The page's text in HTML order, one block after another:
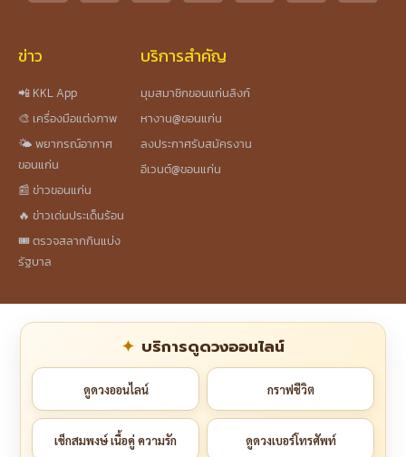
ข่าว
📲 KKL App
🎨 เครื่องมือแต่งภาพ
🌤️ พยากรณ์อากาศ
ขอนแก่น
📰 ข่าวขอนแก่น
🔥 ข่าวเด่นประเด็นร้อน
🎟️ ตรวจสลากกินแบ่ง
รัฐบาล
บริการสำคัญ
มุมสมาชิกขอนแก่นลิงก์
หางาน@ขอนแก่น
ลงประกาศรับสมัครงาน
อีเวนต์@ขอนแก่น
บริการดูดวงออนไลน์
ดูดวงออนไลน์ กราฟชีวิต
เช็กสมพงษ์ เนื้อคู่ ความรัก ดูดวงเบอร์โทรศัพท์